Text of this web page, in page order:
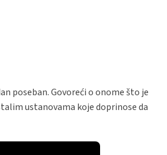
poseban. Govoreći o onome što je
ustanovama koje doprinose da